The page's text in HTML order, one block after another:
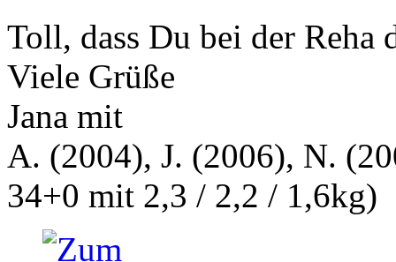
Toll, dass Du bei der Reha
Viele Grüße
Jana mit
A. (2004), J. (2006), N.
34+0 mit 2,3 / 2,2 / 1,6kg)